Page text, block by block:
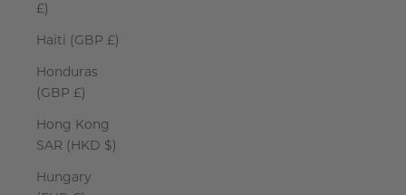
£)
Haiti (GBP £)
Honduras
(GBP £)
Hong Kong
SAR (HKD $)
Hungary